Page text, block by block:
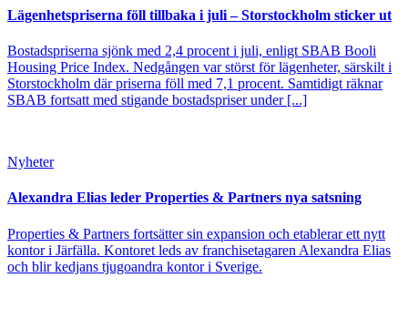
Lägenhetspriserna föll tillbaka i juli – Storstockholm sticker ut
Bostadspriserna sjönk med 2,4 procent i juli, enligt SBAB Booli
Housing Price Index. Nedgången var störst för lägenheter, särskilt i
Storstockholm där priserna föll med 7,1 procent. Samtidigt räknar
SBAB fortsatt med stigande bostadspriser under [...]
Nyheter
Alexandra Elias leder Properties & Partners nya satsning
Properties & Partners fortsätter sin expansion och etablerar ett nytt
kontor i Järfälla. Kontoret leds av franchisetagaren Alexandra Elias
och blir kedjans tjugoandra kontor i Sverige.